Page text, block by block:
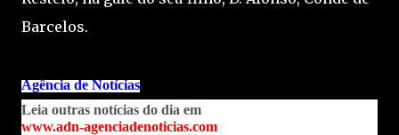
Barcelos.
Agência de Notícias
Leia outras notícias do dia em
www.adn-agenciadenoticias.com